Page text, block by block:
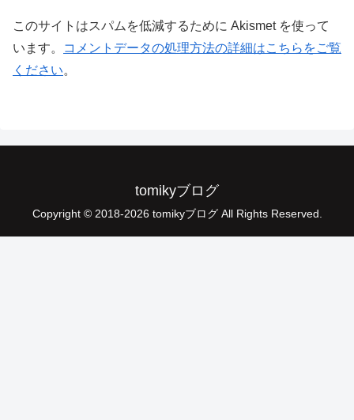
このサイトはスパムを低減するために Akismet を使って
います。
コメントデータの処理方法の詳細はこちらをご覧
ください。
tomikyブログ
Copyright © 2018-2026 tomikyブログ All Rights Reserved.